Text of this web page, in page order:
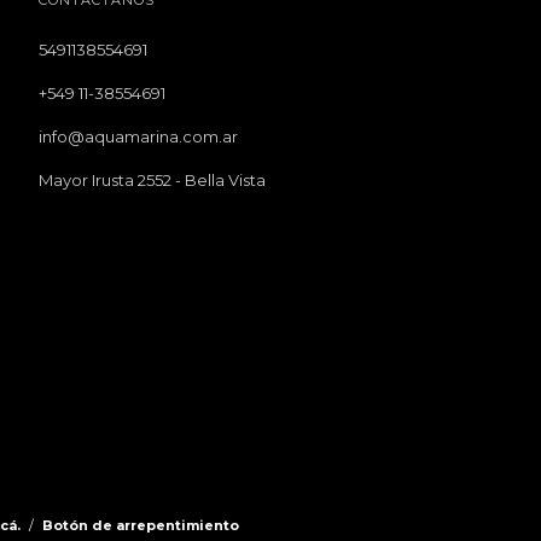
5491138554691
+549 11-38554691
info@aquamarina.com.ar
Mayor Irusta 2552 - Bella Vista
/ Botón de arrepentimiento